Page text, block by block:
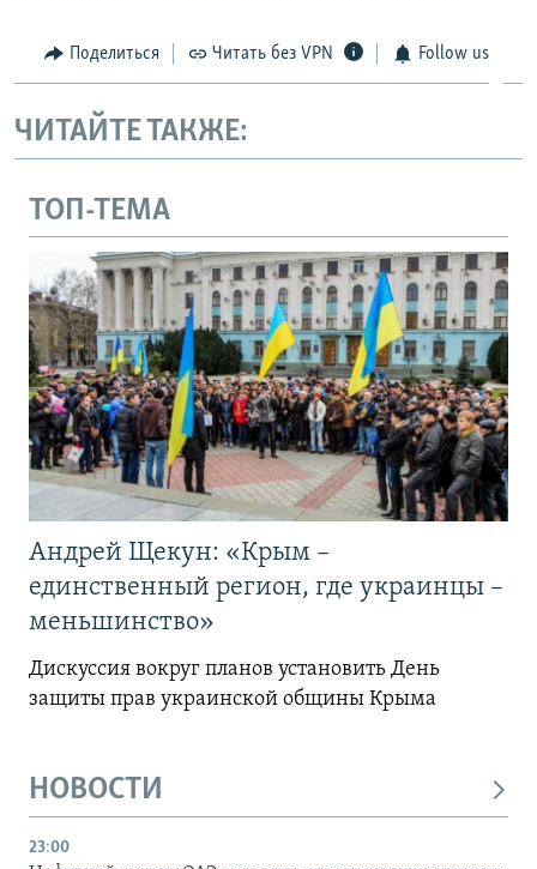
Поделиться Читать без VPN Follow us
ЧИТАЙТЕ ТАКЖЕ:
ТОП-ТЕМА
Андрей Щекун: «Крым –
единственный регион, где украинцы –
меньшинство»
Дискуссия вокруг планов установить День
защиты прав украинской общины Крыма
НОВОСТИ
23:00